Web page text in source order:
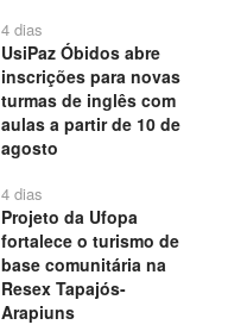
4 dias
UsiPaz Óbidos abre
inscrições para novas
turmas de inglês com
aulas a partir de 10 de
agosto
4 dias
Projeto da Ufopa
fortalece o turismo de
base comunitária na
Resex Tapajós-
Arapiuns